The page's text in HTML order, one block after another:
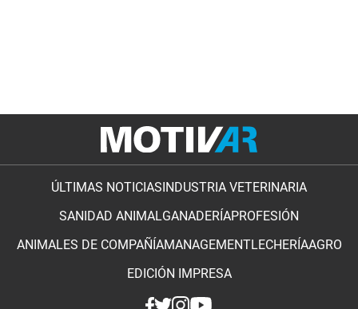
ÚLTIMAS NOTICIAS INDUSTRIA VETERINARIA
SANIDAD ANIMALGANADERÍAPROFESIÓN
ANIMALES DE COMPAÑÍAMANAGEMENTLECHERÍAAGRO
EDICIÓN IMPRESA